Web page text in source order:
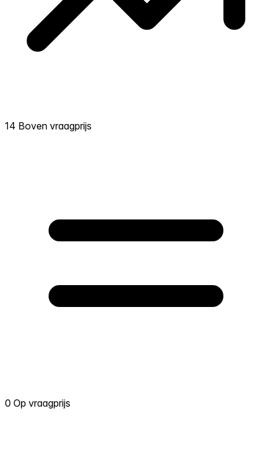
14 Boven vraagprijs
0 Op vraagprijs